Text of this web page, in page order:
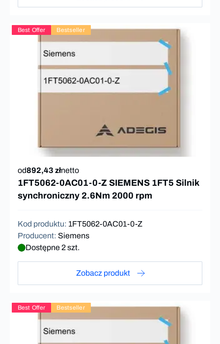
Best Offer Bestseller
od892,43 złnetto
1FT5062-0AC01-0-Z SIEMENS 1FT5 Silnik
synchroniczny 2.6Nm 2000 rpm
Kod produktu: 1FT5062-0AC01-0-Z
Producent: Siemens
Dostępne 2 szt.
Zobacz produkt
Best Offer Bestseller